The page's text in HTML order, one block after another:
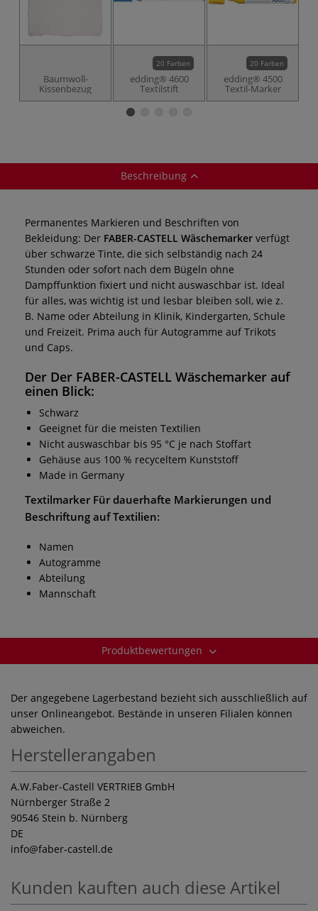
Baumwoll-
Kissenbezug
20 Farben
edding® 4600
Textilstift
20 Farben
edding® 4500
Textil-Marker
Beschreibung
Permanentes Markieren und Beschriften von
Bekleidung: Der FABER-CASTELL Wäschemarker verfügt
über schwarze Tinte, die sich selbständig nach 24
Stunden oder sofort nach dem Bügeln ohne
Dampffunktion fixiert und nicht auswaschbar ist. Ideal
für alles, was wichtig ist und lesbar bleiben soll, wie z.
B. Name oder Abteilung in Klinik, Kindergarten, Schule
und Freizeit. Prima auch für Autogramme auf Trikots
und Caps.
Der Der FABER-CASTELL Wäschemarker auf
einen Blick:
Schwarz
Geeignet für die meisten Textilien
Nicht auswaschbar bis 95 °C je nach Stoffart
Gehäuse aus 100 % recyceltem Kunststoff
Made in Germany
Textilmarker Für dauerhafte Markierungen und
Beschriftung auf Textilien:
Namen
Autogramme
Abteilung
Mannschaft
Produktbewertungen
Der angegebene Lagerbestand bezieht sich ausschließlich auf
unser Onlineangebot. Bestände in unseren Filialen können
abweichen.
Herstellerangaben
A.W.Faber-Castell VERTRIEB GmbH
Nürnberger Straße 2
90546 Stein b. Nürnberg
DE
info@faber-castell.de
Kunden kauften auch diese Artikel